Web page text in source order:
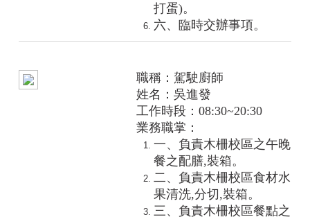
打蛋)。
六、臨時交辦事項。
職稱：駕駛廚師
姓名：吳進發
工作時段：08:30~20:30
業務職掌：
一、負責木柵校區之午晚
餐之配膳,裝箱。
二、負責木柵校區食材水
果清洗,分切,裝箱。
三、負責木柵校區餐點之